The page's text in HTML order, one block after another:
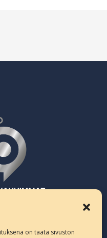
on taata sivuston